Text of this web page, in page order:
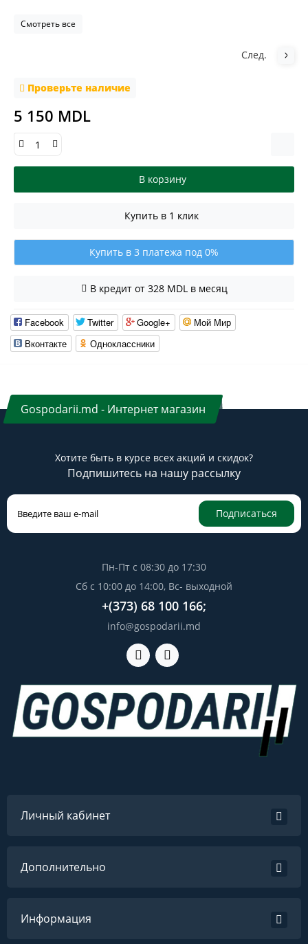
Смотреть все
След.
Проверьте наличие
5 150 MDL
В корзину
Купить в 1 клик
Купить в 3 платежа под 0%
В кредит от 328 MDL в месяц
Facebook Twitter Google+
Мой Мир
Вконтакте
Одноклассники
Gospodarii.md - Интернет магазин
Хотите быть в курсе всех акций и скидок?
Подпишитесь на нашу рассылку
Подписаться
Пн-Пт с 08:30 до 17:30
Сб с 10:00 до 14:00, Вс- выходной
+(373) 68 100 166;
info@gospodarii.md
Личный кабинет
Дополнительно
Информация